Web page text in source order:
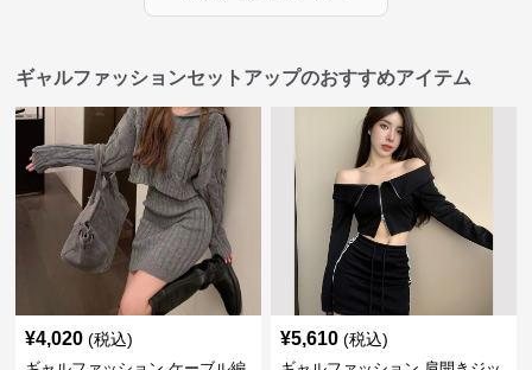
ギャルファッションセットアップのおすすめアイテム
¥4,020 (税込) ¥5,610 (税込)